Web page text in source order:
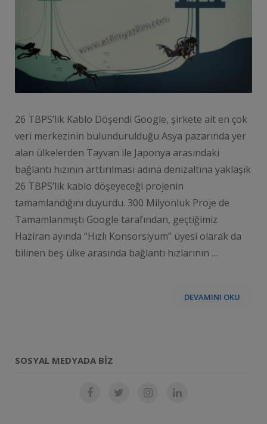
26 TBPS’lik Kablo Döşendi Google, şirkete ait en çok
veri merkezinin bulundurulduğu Asya pazarında yer
alan ülkelerden Tayvan ile Japonya arasındaki
bağlantı hızının arttırılması adına denizaltına yaklaşık
26 TBPS’lik kablo döşeyeceği projenin
tamamlandığını duyurdu. 300 Milyonluk Proje de
Tamamlanmıştı Google tarafından, geçtiğimiz
Haziran ayında “Hızlı Konsorsiyum” üyesi olarak da
bilinen beş ülke arasında bağlantı hızlarının …
DEVAMINI OKU
SOSYAL MEDYADA BIZ